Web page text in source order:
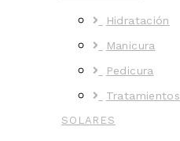
Hidratación
Manicura
Pedicura
Tratamientos
SOLARES